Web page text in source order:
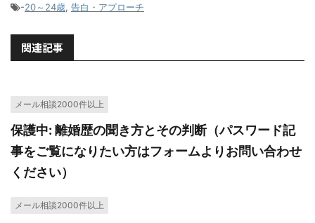
-20～24歳, 告白・アプローチ
関連記事
メール相談2000件以上
保護中: 離婚歴の聞き方とその判断（パスワード記
事をご覧になりたい方はフォームよりお問い合わせ
ください）
メール相談2000件以上